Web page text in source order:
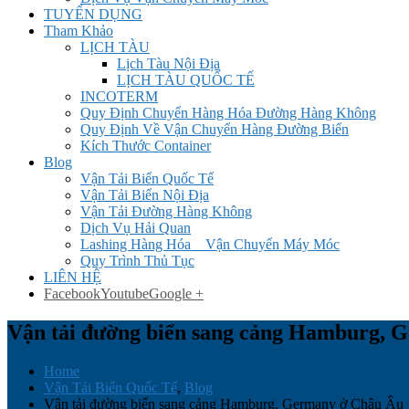
TUYỂN DỤNG
Tham Khảo
LỊCH TÀU
Lịch Tàu Nội Địa
LỊCH TÀU QUỐC TẾ
INCOTERM
Quy Định Chuyển Hàng Hóa Đường Hàng Không
Quy Định Về Vận Chuyển Hàng Đường Biển
Kích Thước Container
Blog
Vận Tải Biển Quốc Tế
Vận Tải Biển Nội Địa
Vận Tải Đường Hàng Không
Dịch Vụ Hải Quan
Lashing Hàng Hóa _ Vận Chuyển Máy Móc
Quy Trình Thủ Tục
LIÊN HỆ
FacebookYoutubeGoogle +
Vận tải đường biển sang cảng Hamburg,
Home
Vận Tải Biển Quốc Tế, Blog
Vận tải đường biển sang cảng Hamburg, Germany ở Châu Âu